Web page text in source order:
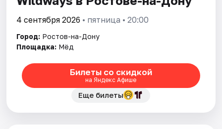
Артисты
Рейтинги
4 сентября 2026 • пятница • 20:00
Город: Ростов-на-Дону
Площадка: Мёд
Билеты со скидкой
на Яндекс Афише
Еще билеты